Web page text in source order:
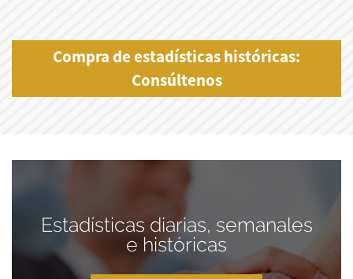
Compra de estadísticas históricas:
Consúltenos
Estadísticas diarias, semanales
e históricas